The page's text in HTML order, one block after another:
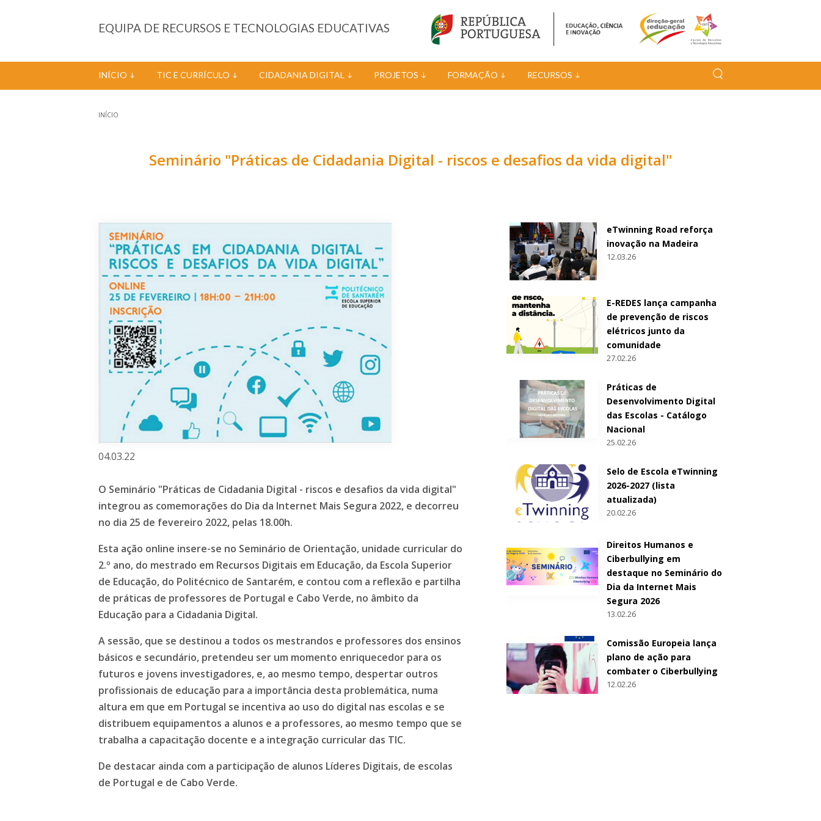
EQUIPA DE RECURSOS E TECNOLOGIAS EDUCATIVAS
INÍCIO TIC E CURRÍCULO CIDADANIA DIGITAL PROJETOS FORMAÇÃO RECURSOS
INÍCIO
Seminário "Práticas de Cidadania Digital - riscos e desafios da vida digital"
04.03.22
O Seminário "Práticas de Cidadania Digital - riscos e desafios da vida digital"
integrou as comemorações do Dia da Internet Mais Segura 2022, e decorreu
no dia 25 de fevereiro 2022, pelas 18.00h.
Esta ação online insere-se no Seminário de Orientação, unidade curricular do
2.º ano, do mestrado em Recursos Digitais em Educação, da Escola Superior
de Educação, do Politécnico de Santarém, e contou com a reflexão e partilha
de práticas de professores de Portugal e Cabo Verde, no âmbito da
Educação para a Cidadania Digital.
A sessão, que se destinou a todos os mestrandos e professores dos ensinos
básicos e secundário, pretendeu ser um momento enriquecedor para os
futuros e jovens investigadores, e, ao mesmo tempo, despertar outros
profissionais de educação para a importância desta problemática, numa
altura em que em Portugal se incentiva ao uso do digital nas escolas e se
distribuem equipamentos a alunos e a professores, ao mesmo tempo que se
trabalha a capacitação docente e a integração curricular das TIC.
De destacar ainda com a participação de alunos Líderes Digitais, de escolas
de Portugal e de Cabo Verde.
eTwinning Road reforça
inovação na Madeira
12.03.26
E-REDES lança campanha
de prevenção de riscos
elétricos junto da
comunidade
27.02.26
Práticas de
Desenvolvimento Digital
das Escolas - Catálogo
Nacional
25.02.26
Selo de Escola eTwinning
2026-2027 (lista
atualizada)
20.02.26
Direitos Humanos e
Ciberbullying em
destaque no Seminário do
Dia da Internet Mais
Segura 2026
13.02.26
Comissão Europeia lança
plano de ação para
combater o Ciberbullying
12.02.26